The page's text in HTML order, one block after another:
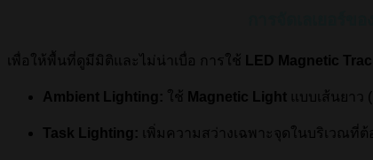
เพื่อให้พื้นที่ดูมีมิติและไม่น่าเบื่อ การใช้ LED Magnetic
Ambient Lighting: ใช้ Magnetic Light แบบเส้นยาว
Task Lighting: เพิ่มความสว่างเฉพาะจุดในบริเวณที่